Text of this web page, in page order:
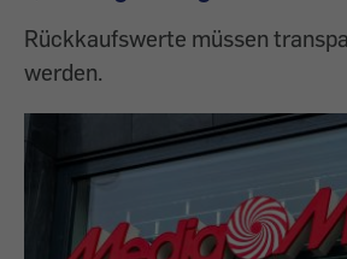
Rückkaufswerte müssen
werden.